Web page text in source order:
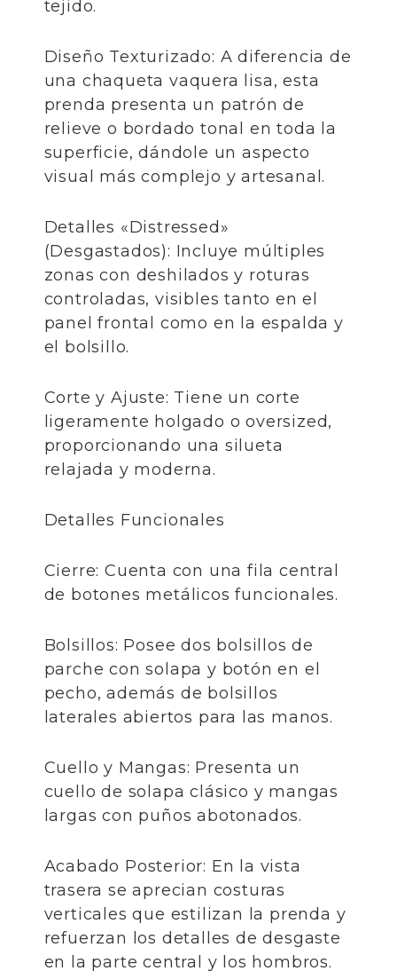
tejido.
​Diseño Texturizado: A diferencia de
una chaqueta vaquera lisa, esta
prenda presenta un patrón de
relieve o bordado tonal en toda la
superficie, dándole un aspecto
visual más complejo y artesanal.
​Detalles «Distressed»
(Desgastados): Incluye múltiples
zonas con deshilados y roturas
controladas, visibles tanto en el
panel frontal como en la espalda y
el bolsillo.
​Corte y Ajuste: Tiene un corte
ligeramente holgado o oversized,
proporcionando una silueta
relajada y moderna.
​Detalles Funcionales
​Cierre: Cuenta con una fila central
de botones metálicos funcionales.
​Bolsillos: Posee dos bolsillos de
parche con solapa y botón en el
pecho, además de bolsillos
laterales abiertos para las manos.
​Cuello y Mangas: Presenta un
cuello de solapa clásico y mangas
largas con puños abotonados.
​Acabado Posterior: En la vista
trasera se aprecian costuras
verticales que estilizan la prenda y
refuerzan los detalles de desgaste
en la parte central y los hombros.